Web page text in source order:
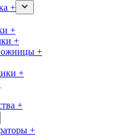
+
+
+
+
+
+
+